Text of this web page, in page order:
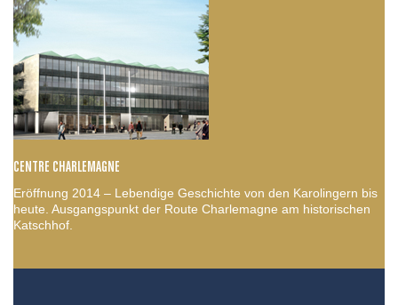
CENTRE CHARLEMAGNE
Eröffnung 2014 – Lebendige Geschichte von den Karolingern bis
heute. Ausgangspunkt der Route Charlemagne am historischen
Katschhof.